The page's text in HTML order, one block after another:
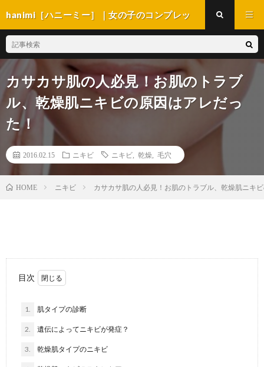
hanimi［ハニーミー］｜女の子のコンプレッ
カサカサ肌の人必見！お肌のトラブ
ル、乾燥肌ニキビの原因はアレだっ
た！
2016.02.15 ニキビ ニキビ 乾燥 毛穴
HOME ニキビ カサカサ肌の人必見！お肌のトラブル、乾燥肌ニキ
目次
1. 肌タイプの診断
2. 遺伝によってニキビが発症？
3. 乾燥肌タイプのニキビ